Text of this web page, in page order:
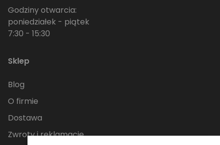
Godziny otwarcia:
poniedziałek - piątek
7:30 - 15:30
Sklep
Blog
O firmie
Dostawa
Zwroty i reklamacje